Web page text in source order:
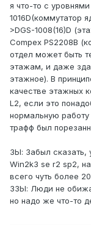
я что-то с
1016D(коммутатор
>DGS-1008(16)D
Compex PS2208B
отдел может быть
этажам, и даже
этажное). В
качестве этажных
L2, если это
нормальную
трафф был
ЗЫ: Забыл сказать,
Win2k3 se r2 sp2,
всего чуть более
ЗЗЫ: Люди не
но надо же что-то